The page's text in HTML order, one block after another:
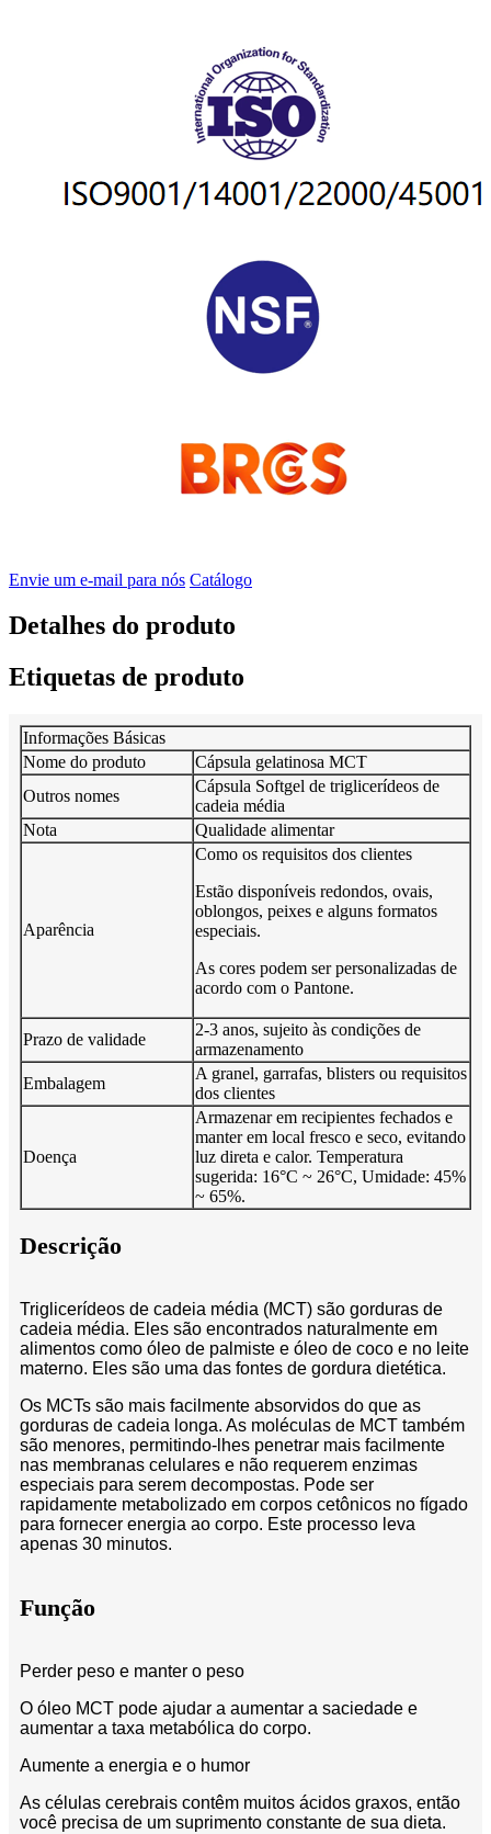
Envie um e-mail para nós Catálogo
Detalhes do produto
Etiquetas de produto
Informações Básicas
Nome do produto
Cápsula gelatinosa MCT
Outros nomes
Cápsula Softgel de triglicerídeos de
cadeia média
Nota
Qualidade alimentar
Aparência
Como os requisitos dos clientes
Estão disponíveis redondos, ovais,
oblongos, peixes e alguns formatos
especiais.
As cores podem ser personalizadas de
acordo com o Pantone.
Prazo de validade
2-3 anos, sujeito às condições de
armazenamento
Embalagem
A granel, garrafas, blisters ou requisitos
dos clientes
Doença
Armazenar em recipientes fechados e
manter em local fresco e seco, evitando
luz direta e calor. Temperatura
sugerida: 16°C ~ 26°C, Umidade: 45%
~ 65%.
Descrição
Triglicerídeos de cadeia média (MCT) são gorduras de
cadeia média. Eles são encontrados naturalmente em
alimentos como óleo de palmiste e óleo de coco e no leite
materno. Eles são uma das fontes de gordura dietética.
Os MCTs são mais facilmente absorvidos do que as
gorduras de cadeia longa. As moléculas de MCT também
são menores, permitindo-lhes penetrar mais facilmente
nas membranas celulares e não requerem enzimas
especiais para serem decompostas. Pode ser
rapidamente metabolizado em corpos cetônicos no fígado
para fornecer energia ao corpo. Este processo leva
apenas 30 minutos.
Função
Perder peso e manter o peso
O óleo MCT pode ajudar a aumentar a saciedade e
aumentar a taxa metabólica do corpo.
Aumente a energia e o humor
As células cerebrais contêm muitos ácidos graxos, então
você precisa de um suprimento constante de sua dieta.